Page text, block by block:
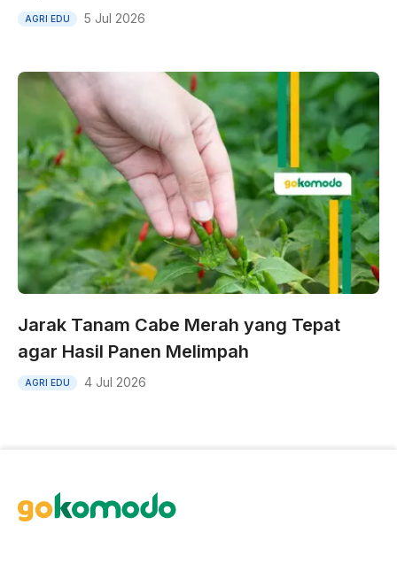
AGRI EDU 5 Jul 2026
Jarak Tanam Cabe Merah yang Tepat
agar Hasil Panen Melimpah
AGRI EDU 4 Jul 2026